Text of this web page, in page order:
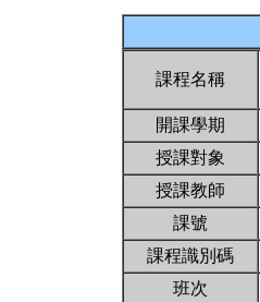
課程名稱
開課學期
授課對象
授課教師
課號
課程識別碼
班次